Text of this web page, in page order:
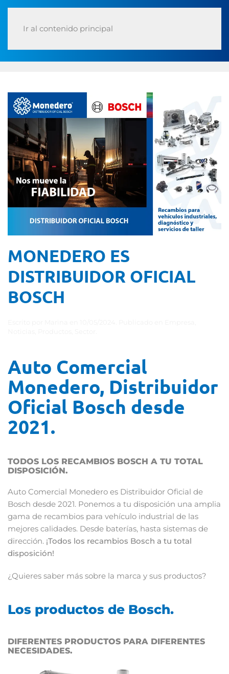
Ir al contenido principal
MONEDERO ES
DISTRIBUIDOR OFICIAL
BOSCH
Auto Comercial
Monedero, Distribuidor
Oficial Bosch desde
2021.
TODOS LOS RECAMBIOS BOSCH A TU TOTAL
DISPOSICIÓN.
Auto Comercial Monedero es Distribuidor Oficial de
Bosch desde 2021. Ponemos a tu disposición una amplia
gama de recambios para vehículo industrial de las
mejores calidades. Desde baterías, hasta sistemas de
dirección. ¡Todos los recambios Bosch a tu total
disposición!
¿Quieres saber más sobre la marca y sus productos?
Los productos de Bosch.
DIFERENTES PRODUCTOS PARA DIFERENTES
NECESIDADES.